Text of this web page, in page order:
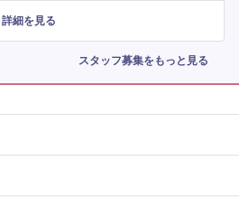
詳細を見る
スタッフ募集をもっと見る